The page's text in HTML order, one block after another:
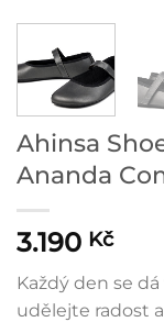
Ahinsa
Ananda
3.190 Kč
Každý den se
udělejte radost